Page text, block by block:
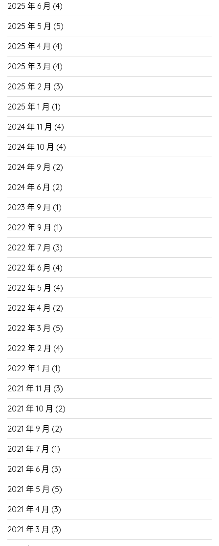
2025 年 6 月 (4)
2025 年 5 月 (5)
2025 年 4 月 (4)
2025 年 3 月 (4)
2025 年 2 月 (3)
2025 年 1 月 (1)
2024 年 11 月 (4)
2024 年 10 月 (4)
2024 年 9 月 (2)
2024 年 6 月 (2)
2023 年 9 月 (1)
2022 年 9 月 (1)
2022 年 7 月 (3)
2022 年 6 月 (4)
2022 年 5 月 (4)
2022 年 4 月 (2)
2022 年 3 月 (5)
2022 年 2 月 (4)
2022 年 1 月 (1)
2021 年 11 月 (3)
2021 年 10 月 (2)
2021 年 9 月 (2)
2021 年 7 月 (1)
2021 年 6 月 (3)
2021 年 5 月 (5)
2021 年 4 月 (3)
2021 年 3 月 (3)